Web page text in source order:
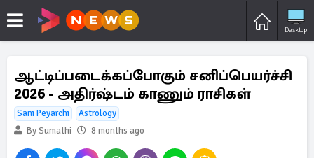
Desktop
ஆட்டிப்படைக்கப்போகும் சனிப்பெயர்ச்சி
2026 - அதிர்ஷ்டம் காணும் ராசிகள்
Sani Peyarchi
Astrology
By Sumathi
8 months ago